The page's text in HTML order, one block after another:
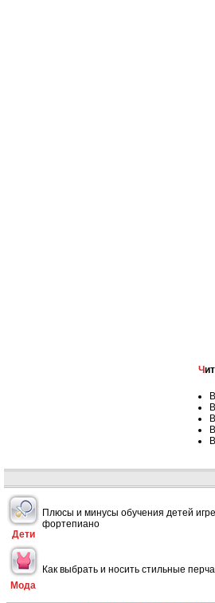
Дети
Плюсы и минусы обучения детей
фортепиано
Мода
Как выбрать и носить стильные